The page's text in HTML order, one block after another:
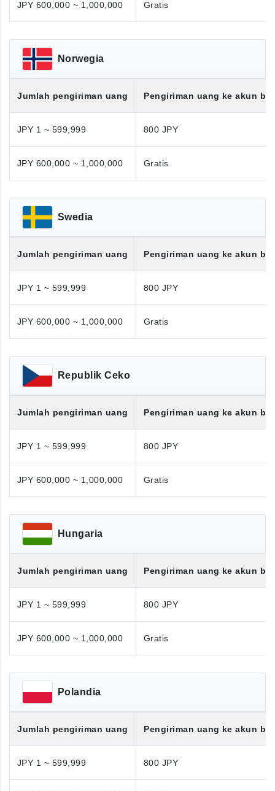
JPY 600,000 ~ 1,000,000 Gratis
Norwegia
Jumlah pengiriman uang Pengiriman uang ke akun
JPY 1 ~ 599,999 800 JPY
JPY 600,000 ~ 1,000,000 Gratis
Swedia
Jumlah pengiriman uang Pengiriman uang ke akun
JPY 1 ~ 599,999 800 JPY
JPY 600,000 ~ 1,000,000 Gratis
Republik Ceko
Jumlah pengiriman uang Pengiriman uang ke akun
JPY 1 ~ 599,999 800 JPY
JPY 600,000 ~ 1,000,000 Gratis
Hungaria
Jumlah pengiriman uang Pengiriman uang ke akun
JPY 1 ~ 599,999 800 JPY
JPY 600,000 ~ 1,000,000 Gratis
Polandia
Jumlah pengiriman uang Pengiriman uang ke akun
JPY 1 ~ 599,999 800 JPY